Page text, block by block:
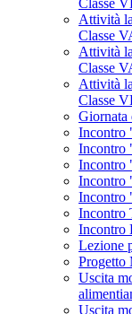
Classe
Attività
Classe
Attività
Classe
Attività
Classe
Giornata
Incontro
Incontro
Incontro
Incontro
Incontro
Incontro
Incontro
Lezione
Progetto
Uscita
Uscita